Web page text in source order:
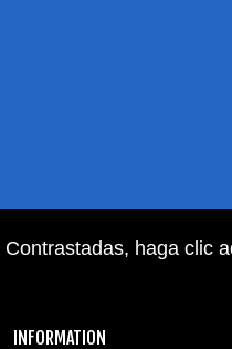
INFORMATION
haga clic